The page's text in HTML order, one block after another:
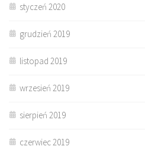
styczeń 2020
grudzień 2019
listopad 2019
wrzesień 2019
sierpień 2019
czerwiec 2019